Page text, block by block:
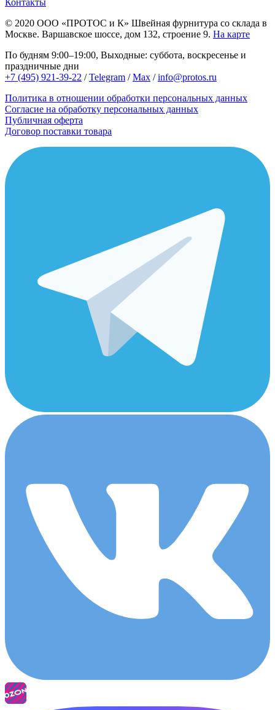
Контакты
© 2020 ООО «ПРОТОС и К» Швейная фурнитура со склада в
Москве. Варшавское шоссе, дом 132, строение 9. На карте
По будням 9:00–19:00, Выходные: суббота, воскресенье и
праздничные дни
+7 (495) 921-39-22 /Telegram /Max /info@protos.ru
Политика в отношении обработки персональных данных
Согласие на обработку персональных данных
Публичная оферта
Договор поставки товара